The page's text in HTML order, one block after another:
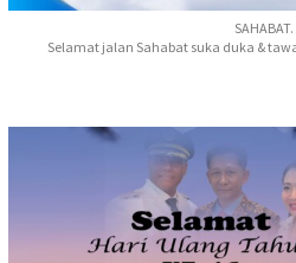
Selamat jalan Sahabat suka duka &